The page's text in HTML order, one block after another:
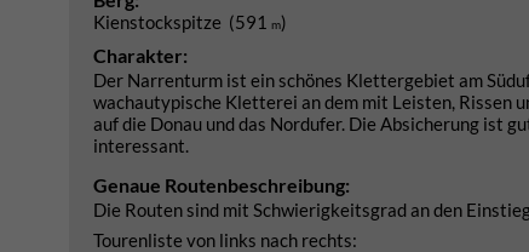
Kienstockspitze (591 m)
Charakter:
Der Narrenturm ist ein schönes Klettergebiet am
wachautypische Kletterei an dem mit Leisten, Rissen
auf die Donau und das Nordufer. Die Absicherung ist
interessant.
Genaue Routenbeschreibung:
Die Routen sind mit Schwierigkeitsgrad an den
Tourenliste von links nach rechts: